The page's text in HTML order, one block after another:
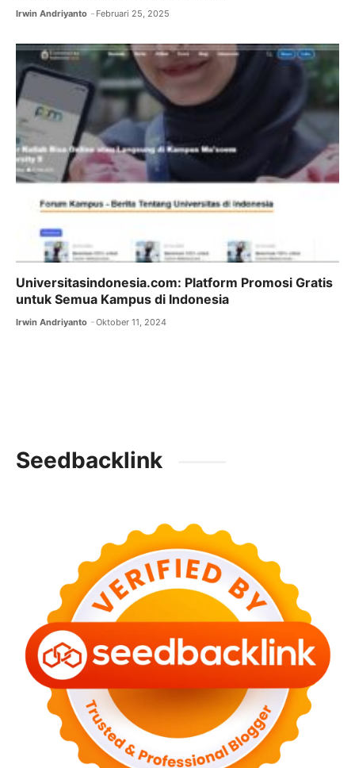
Irwin Andriyanto Februari 25, 2025
Universitasindonesia.com: Platform Promosi Gratis
untuk Semua Kampus di Indonesia
Irwin Andriyanto Oktober 11, 2024
Seedbacklink